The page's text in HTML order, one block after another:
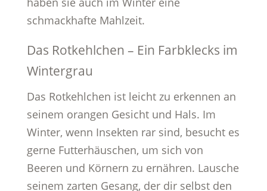
schmackhafte Mahlzeit.
Das Rotkehlchen – Ein Farbklecks im
Wintergrau
Das Rotkehlchen ist leicht zu erkennen an
seinem orangen Gesicht und Hals. Im
Winter, wenn Insekten rar sind, besucht es
gerne Futterhäuschen, um sich von
Beeren und Körnern zu ernähren. Lausche
seinem zarten Gesang, der dir selbst den